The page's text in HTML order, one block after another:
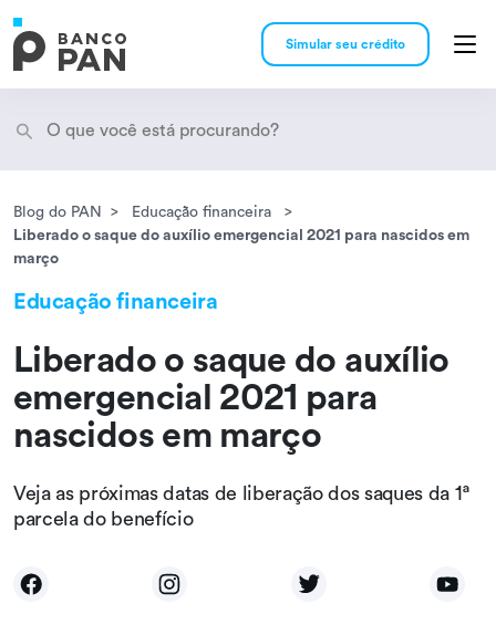
Simular seu crédito
Encontramos resultados
Blog do PAN
Educação financeira
Liberado o saque do auxílio emergencial 2021 para nascidos em
março
Educação financeira
Liberado o saque do auxílio
emergencial 2021 para
nascidos em março
Veja as próximas datas de liberação dos saques da 1ª
parcela do benefício